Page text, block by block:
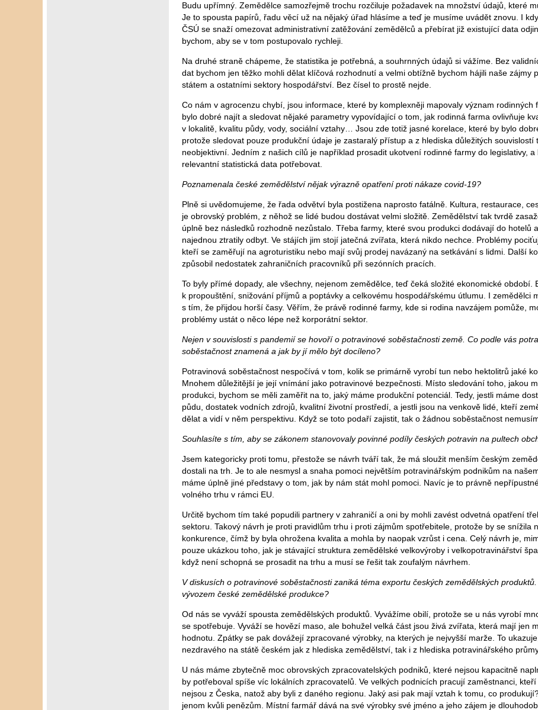
Budu upřímný. Zemědělce samozřejmě trochu rozčiluje požadavek na množství údajů, které
Je to spousta papírů, řadu věcí už na nějaký úřad hlásíme a teď je musíme uvádět znovu. I
ČSÚ se snaží omezovat administrativní zatěžování zemědělců a přebírat již existující data
bychom, aby se v tom postupovalo rychleji.
Na druhé straně chápeme, že statistika je potřebná, a souhrnných údajů si vážíme. Bez
dat bychom jen těžko mohli dělat klíčová rozhodnutí a velmi obtížně bychom hájili naše zájmy
státem a ostatními sektory hospodářství. Bez čísel to prostě nejde.
Co nám v agrocenzu chybí, jsou informace, které by komplexněji mapovaly význam rodinných
bylo dobré najít a sledovat nějaké parametry vypovídající o tom, jak rodinná farma ovlivňuje
v lokalitě, kvalitu půdy, vody, sociální vztahy… Jsou zde totiž jasné korelace, které by bylo
protože sledovat pouze produkční údaje je zastaralý přístup a z hlediska důležitých souvislostí
neobjektivní. Jedním z našich cílů je například prosadit ukotvení rodinné farmy do legislativy, a
relevantní statistická data potřebovat.
Poznamenala české zemědělství nějak výrazně opatření proti nákaze covid-19?
Plně si uvědomujeme, že řada odvětví byla postižena naprosto fatálně. Kultura, restaurace,
je obrovský problém, z něhož se lidé budou dostávat velmi složitě. Zemědělství tak tvrdě
úplně bez následků rozhodně nezůstalo. Třeba farmy, které svou produkci dodávají do hotelů
najednou ztratily odbyt. Ve stájích jim stojí jatečná zvířata, která nikdo nechce. Problémy
kteří se zaměřují na agroturistiku nebo mají svůj prodej navázaný na setkávání s lidmi. Další
způsobil nedostatek zahraničních pracovníků při sezónních pracích.
To byly přímé dopady, ale všechny, nejenom zemědělce, teď čeká složité ekonomické období.
k propouštění, snižování příjmů a poptávky a celkovému hospodářskému útlumu. I zemědělci
s tím, že přijdou horší časy. Věřím, že právě rodinné farmy, kde si rodina navzájem pomůže,
problémy ustát o něco lépe než korporátní sektor.
Nejen v souvislosti s pandemií se hovoří o potravinové soběstačnosti země. Co podle vás
soběstačnost znamená a jak by jí mělo být docíleno?
Potravinová soběstačnost nespočívá v tom, kolik se primárně vyrobí tun nebo hektolitrů jaké
Mnohem důležitější je její vnímání jako potravinové bezpečnosti. Místo sledování toho, jakou
produkci, bychom se měli zaměřit na to, jaký máme produkční potenciál. Tedy, jestli máme
půdu, dostatek vodních zdrojů, kvalitní životní prostředí, a jestli jsou na venkově lidé, kteří
dělat a vidí v něm perspektivu. Když se toto podaří zajistit, tak o žádnou soběstačnost
Souhlasíte s tím, aby se zákonem stanovovaly povinné podíly českých potravin na pultech
Jsem kategoricky proti tomu, přestože se návrh tváří tak, že má sloužit menším českým
dostali na trh. Je to ale nesmysl a snaha pomoci největším potravinářským podnikům na
máme úplně jiné představy o tom, jak by nám stát mohl pomoci. Navíc je to právně
volného trhu v rámci EU.
Určitě bychom tím také popudili partnery v zahraničí a oni by mohli zavést odvetná opatření
sektoru. Takový návrh je proti pravidlům trhu i proti zájmům spotřebitele, protože by se snížila
konkurence, čímž by byla ohrožena kvalita a mohla by naopak vzrůst i cena. Celý návrh je,
pouze ukázkou toho, jak je stávající struktura zemědělské velkovýroby i velkopotravinářství
když není schopná se prosadit na trhu a musí se řešit tak zoufalým návrhem.
V diskusích o potravinové soběstačnosti zaniká téma exportu českých zemědělských
vývozem české zemědělské produkce?
Od nás se vyváží spousta zemědělských produktů. Vyvážíme obilí, protože se u nás vyrobí
se spotřebuje. Vyváží se hovězí maso, ale bohužel velká část jsou živá zvířata, která mají jen
hodnotu. Zpátky se pak dovážejí zpracované výrobky, na kterých je nejvyšší marže. To
nezdravého na státě českém jak z hlediska zemědělství, tak i z hlediska potravinářského
U nás máme zbytečně moc obrovských zpracovatelských podniků, které nejsou kapacitně
by potřeboval spíše víc lokálních zpracovatelů. Ve velkých podnicích pracují zaměstnanci,
nejsou z Česka, natož aby byli z daného regionu. Jaký asi pak mají vztah k tomu, co
jenom kvůli penězům. Místní farmář dává na své výrobky své jméno a jeho zájem je